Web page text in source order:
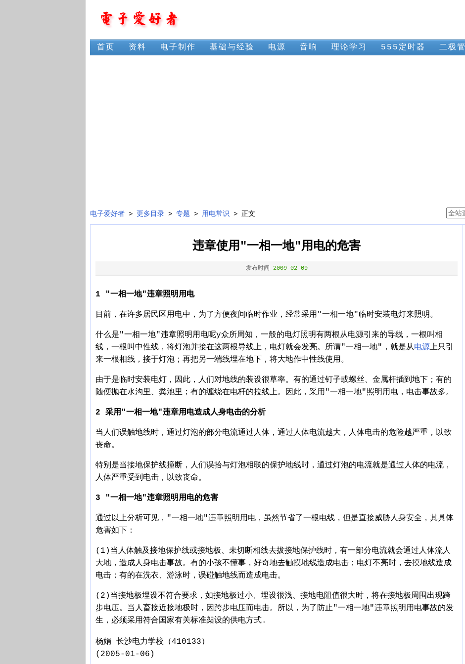
首页 资料 电子制作 基础与经验 电源 音响 理论学习 555定时器 二极管
电子爱好者 >更多目录 >专题 > 用电常识 > 正文
违章使用"一相一地"用电的危害
发布时间 2009-02-09
1 "一相一地"违章照明用电
目前，在许多居民区用电中，为了方便夜间临时作业，经常采用"一相一地"临时安装电灯来照明。
什么是"一相一地"违章照明用电呢y众所周知，一般的电灯照明有两根从电源引来的导线，一根叫相
线，一根叫中性线，将灯泡并接在这两根导线上，电灯就会发亮。所谓"一相一地"，就是从电源上只引
来一根相线，接于灯泡；再把另一端线埋在地下，将大地作中性线使用。
由于是临时安装电灯，因此，人们对地线的装设很草率。有的通过钉子或螺丝、金属杆插到地下；有的
随便抛在水沟里、粪池里；有的缠绕在电杆的拉线上。因此，采用"一相一地"照明用电，电击事故多。
2 采用"一相一地"违章用电造成人身电击的分析
当人们误触地线时，通过灯泡的部分电流通过人体，通过人体电流越大，人体电击的危险越严重，以致
丧命。
特别是当接地保护线撞断，人们误拾与灯泡相联的保护地线时，通过灯泡的电流就是通过人体的电流，
人体严重受到电击，以致丧命。
3 "一相一地"违章照明用电的危害
通过以上分析可见，"一相一地"违章照明用电，虽然节省了一根电线，但是直接威胁人身安全，其具体
危害如下：
(1)当人体触及接地保护线或接地极、未切断相线去拔接地保护线时，有一部分电流就会通过人体流人
大地，造成人身电击事故。有的小孩不懂事，好奇地去触摸地线造成电击；电灯不亮时，去摸地线造成
电击；有的在洗衣、游泳时，误碰触地线而造成电击。
(2)当接地极埋设不符合要求，如接地极过小、埋设很浅、接地电阻值很大时，将在接地极周围出现跨
步电压。当人畜接近接地极时，因跨步电压而电击。所以，为了防止"一相一地"违章照明用电事故的发
生，必须采用符合国家有关标准架设的供电方式.
杨娟
长沙电力学校（410133）
(2005-01-06)